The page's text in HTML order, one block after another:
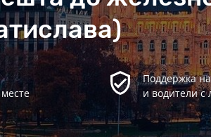
Поддержка
и водители с